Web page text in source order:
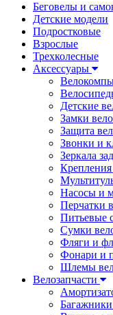
Беговелы и
Детские модели
Подростковые
Взрослые
Трехколесные
Аксессуары
Детские
Замки
Защита
Звонки и
Зеркала
Крепления
Насосы и
Перчатки
Питьевые
Сумки
Фляги и
Фонари и
Шлемы
Велозапчасти